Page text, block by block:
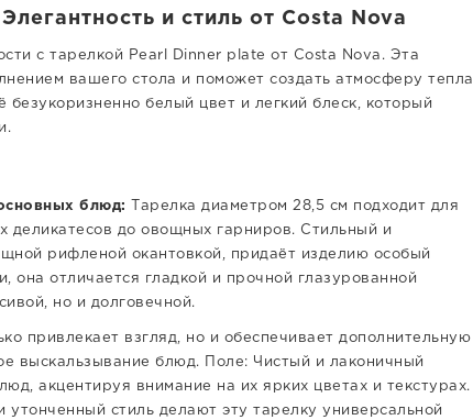
и стиль от Costa Nova
с тарелкой Pearl Dinner plate от Costa Nova. Эта
вашего стола и поможет создать атмосферу тепла
белый цвет и легкий блеск, который
блюд:
Тарелка диаметром 28,5 см подходит для
деликатесов до овощных гарниров. Стильный и
рифленой окантовкой, придаёт изделию особый
она отличается гладкой и прочной глазурованной
но и долговечной.
привлекает взгляд, но и обеспечивает дополнительную
выскальзывание блюд. Поле: Чистый и лаконичный
акцентируя внимание на их ярких цветах и текстурах.
стиль делают эту тарелку универсальной